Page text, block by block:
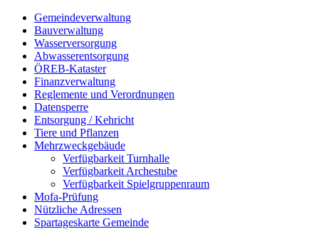
Gemeindeverwaltung
Bauverwaltung
Wasserversorgung
Abwasserentsorgung
ÖREB-Kataster
Finanzverwaltung
Reglemente und Verordnungen
Datensperre
Entsorgung / Kehricht
Tiere und Pflanzen
Mehrzweckgebäude
Verfügbarkeit Turnhalle
Verfügbarkeit Archestube
Verfügbarkeit Spielgruppenraum
Mofa-Prüfung
Nützliche Adressen
Spartageskarte Gemeinde